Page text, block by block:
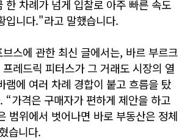
한 차례가 넘게 입찰로 아주 빠른 속도
입니다."라고 말했습니다.
스에 관한 최신 글에서는, 바르 부르크
레드릭 피터스가 그 거래도 시장의 열
램에 여러 차례 경합이 붙고 흐름을 탔
“가격은 구매자가 편하게 제안을 하고
범위에서 벗어나면 바로 부동산은 정체
습니다.